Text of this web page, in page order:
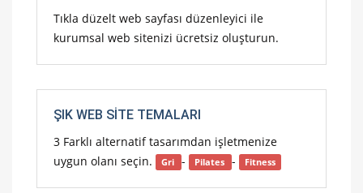
Tıkla düzelt web sayfası düzenleyici ile
kurumsal web sitenizi ücretsiz oluşturun.
ŞIK WEB SITE TEMALARI
3 Farklı alternatif tasarımdan işletmenize
uygun olanı seçin.
Gri - Pilates - Fitness